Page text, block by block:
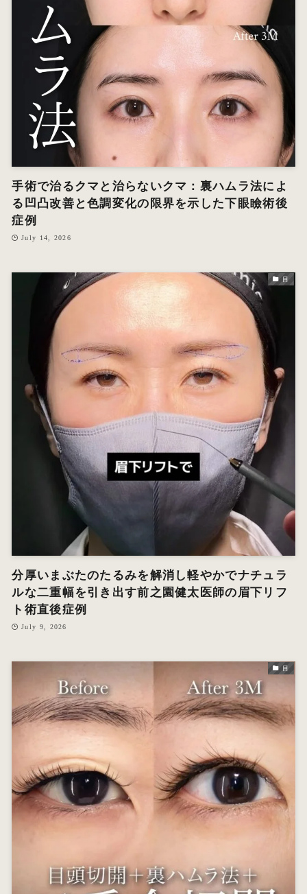
手術で治るクマと治らないクマ：裏ハムラ法によ
る凹凸改善と色調変化の限界を示した下眼瞼術後
症例
July 14, 2026
目
分厚いまぶたのたるみを解消し軽やかでナチュラ
ルな二重幅を引き出す前之園健太医師の眉下リフ
ト術直後症例
July 9, 2026
目